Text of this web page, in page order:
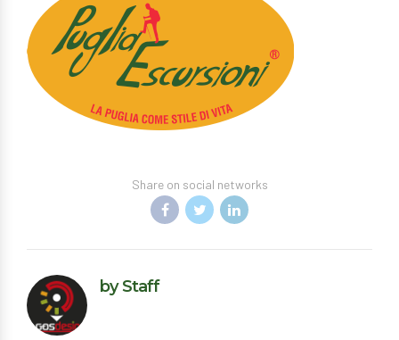
Share on social networks
by Staff